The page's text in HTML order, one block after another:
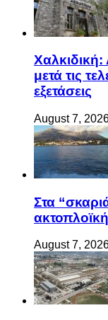
μετά τις
εξετάσεις
August 7,
Στα
August 7,